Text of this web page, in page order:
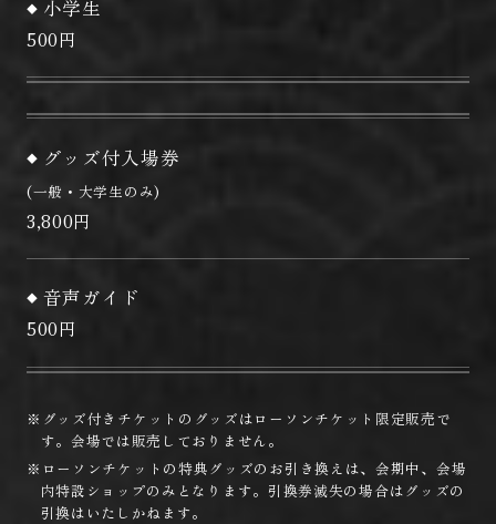
小学生
500円
グッズ付入場券
(一般・大学生のみ)
3,800円
音声ガイド
500円
※グッズ付きチケットのグッズはローソンチケット限定販売で
す。会場では販売しておりません。
※ローソンチケットの特典グッズのお引き換えは、会期中、会場
内特設ショップのみとなります。引換券滅失の場合はグッズの
引換はいたしかねます。